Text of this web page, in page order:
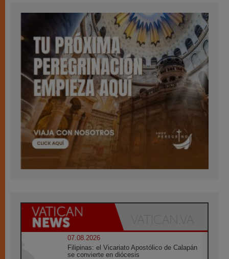
07.08.2026
Filipinas: el Vicariato Apostólico de Calapán
se convierte en diócesis